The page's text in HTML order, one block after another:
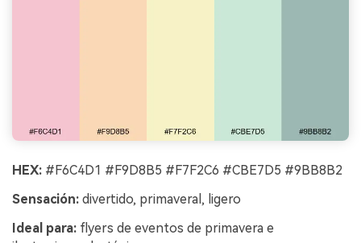
HEX: #F6C4D1 #F9D8B5 #F7F2C6 #CBE7D5 #9BB8B2
Sensación: divertido, primaveral, ligero
Ideal para: flyers de eventos de primavera e